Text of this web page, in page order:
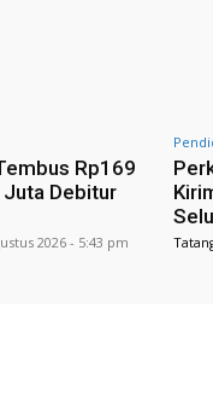
Rp169
Debitur
2026 - 5:43 pm